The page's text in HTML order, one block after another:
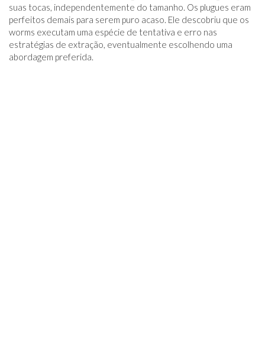
suas tocas, independentemente do tamanho. Os plugues eram
perfeitos demais para serem puro acaso. Ele descobriu que os
worms executam uma espécie de tentativa e erro nas
estratégias de extração, eventualmente escolhendo uma
abordagem preferida.